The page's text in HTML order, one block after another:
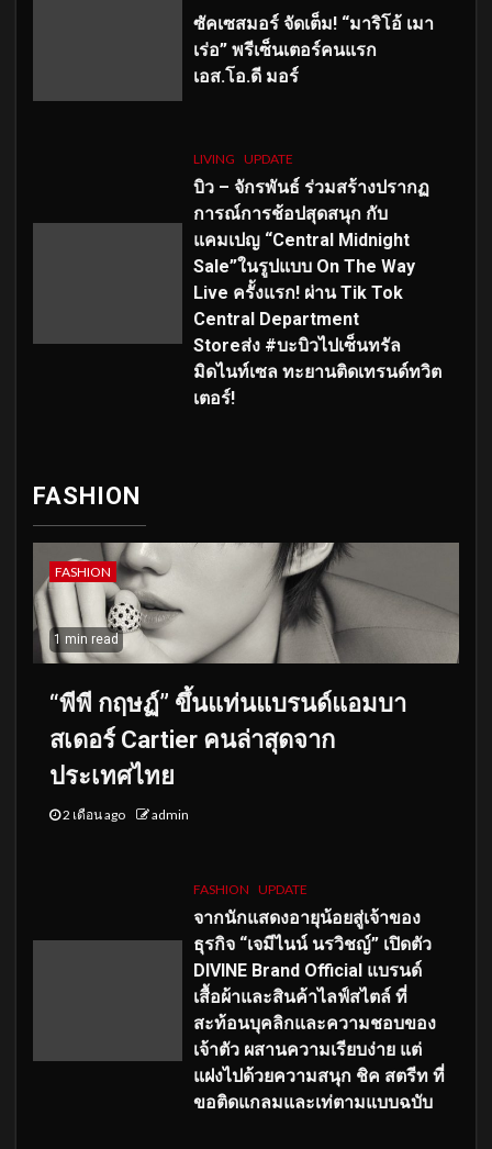
ซัคเซสมอร์ จัดเต็ม! “มาริโอ้ เมา
เร่อ” พรีเซ็นเตอร์คนแรก
เอส.โอ.ดี มอร์
LIVING UPDATE
บิว – จักรพันธ์ ร่วมสร้างปรากฏ
การณ์การช้อปสุดสนุก กับ
แคมเปญ “Central Midnight
Sale”ในรูปแบบ On The Way
Live ครั้งแรก! ผ่าน Tik Tok
Central Department
Storeส่ง #บะบิวไปเซ็นทรัล
มิดไนท์เซล ทะยานติดเทรนด์ทวิต
เตอร์!
FASHION
FASHION
1 min read
“พีพี กฤษฏ์” ขึ้นแท่นแบรนด์แอมบา
สเดอร์ Cartier คนล่าสุดจาก
ประเทศไทย
2 เดือน ago admin
FASHION UPDATE
จากนักแสดงอายุน้อยสู่เจ้าของ
ธุรกิจ “เจมีไนน์ นรวิชญ์” เปิดตัว
DIVINE Brand Official แบรนด์
เสื้อผ้าและสินค้าไลฟ์สไตล์ ที่
สะท้อนบุคลิกและความชอบของ
เจ้าตัว ผสานความเรียบง่าย แต่
แฝงไปด้วยความสนุก ชิค สตรีท ที่
ขอติดแกลมและเท่ตามแบบฉบับ